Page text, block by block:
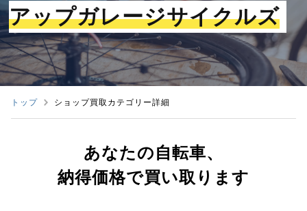
アップガレージサイクルズ
トップ ショップ買取カテゴリー詳細
あなたの自転車、
納得価格で買い取ります